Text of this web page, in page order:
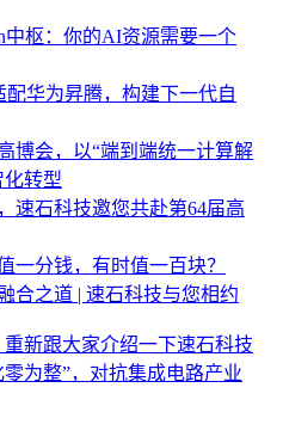
中枢：你的AI资源需要一个
华为昇腾，构建下一代自
博会，以“端到端统一计算解
化转型
速石科技邀您共赴第64届高
一分钱，有时值一百块？
合之道 | 速石科技与您相约
重新跟大家介绍一下速石科技
为整”，对抗集成电路产业